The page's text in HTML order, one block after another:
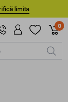
limita
0